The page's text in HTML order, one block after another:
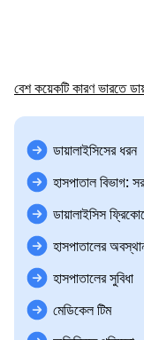
বেশ কয়েকটি কারণ ভারতে
ডায়ালাইসিসের ধরন
হাসপাতাল বিভাগ:
ডায়ালাইসিস
হাসপাতালের
হাসপাতালের সুবিধা
মেডিকেল টিম